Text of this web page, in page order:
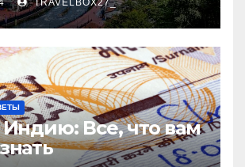
TRAVELBOX27_
Все, что вам